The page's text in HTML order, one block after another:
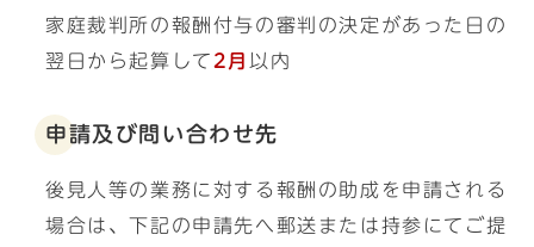
家庭裁判所の報酬付与の審判の決定があった日の
翌日から起算して 2月 以内
申請及び問い合わせ先
後見人等の業務に対する報酬の助成を申請される
場合は、下記の申請先へ郵送または持参にてご提